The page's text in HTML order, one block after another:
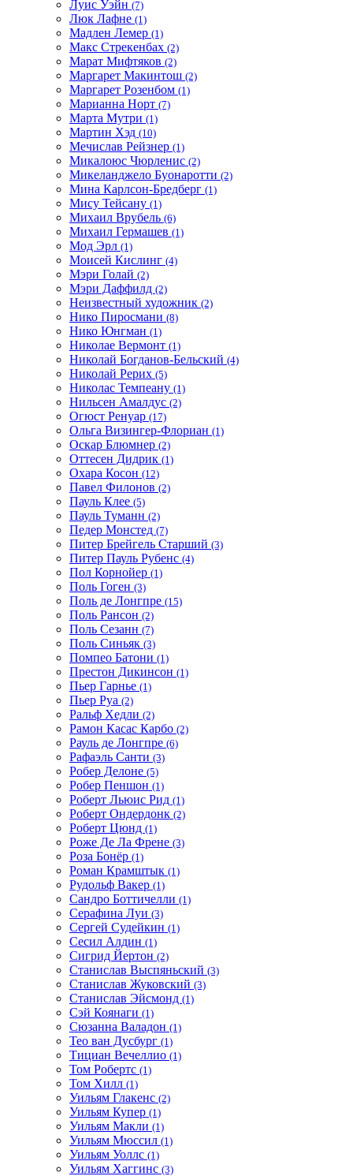
Луис Уэйн (7)
Люк Лафне (1)
Мадлен Лемер (1)
Макс Стрекенбах (2)
Марат Мифтяков (2)
Маргарет Макинтош (2)
Маргарет Розенбом (1)
Марианна Норт (7)
Марта Мутри (1)
Мартин Хэд (10)
Мечислав Рейзнер (1)
Микалоюс Чюрленис (2)
Микеланджело Буонаротти (2)
Мина Карлсон-Бредберг (1)
Мису Тейсану (1)
Михаил Врубель (6)
Михаил Гермашев (1)
Мод Эрл (1)
Моисей Кислинг (4)
Мэри Голай (2)
Мэри Даффилд (2)
Неизвестный художник (2)
Нико Пиросмани (8)
Нико Юнгман (1)
Николае Вермонт (1)
Николай Богданов-Бельский (4)
Николай Рерих (5)
Николас Темпеану (1)
Нильсен Амалдус (2)
Огюст Ренуар (17)
Ольга Визингер-Флориан (1)
Оскар Блюмнер (2)
Оттесен Дидрик (1)
Охара Косон (12)
Павел Филонов (2)
Пауль Клее (5)
Пауль Туманн (2)
Педер Монстед (7)
Питер Брейгель Старший (3)
Питер Пауль Рубенс (4)
Пол Корнойер (1)
Поль Гоген (3)
Поль де Лонгпре (15)
Поль Рансон (2)
Поль Сезанн (7)
Поль Синьяк (3)
Помпео Батони (1)
Престон Дикинсон (1)
Пьер Гарнье (1)
Пьер Руа (2)
Ральф Хедли (2)
Рамон Касас Карбо (2)
Рауль де Лонгпре (6)
Рафаэль Санти (3)
Робер Делоне (5)
Робер Пеншон (1)
Роберт Льюис Рид (1)
Роберт Ондердонк (2)
Роберт Цюнд (1)
Роже Де Ла Френе (3)
Роза Бонёр (1)
Роман Крамштык (1)
Рудольф Вакер (1)
Сандро Боттичелли (1)
Серафина Луи (3)
Сергей Судейкин (1)
Сесил Алдин (1)
Сигрид Йертон (2)
Станислав Выспяньский (3)
Станислав Жуковский (3)
Станислав Эйсмонд (1)
Сэй Коянаги (1)
Сюзанна Валадон (1)
Тео ван Дусбург (1)
Тициан Вечеллио (1)
Том Робертс (1)
Том Хилл (1)
Уильям Глакенс (2)
Уильям Купер (1)
Уильям Макли (1)
Уильям Мюссил (1)
Уильям Уоллс (1)
Уильям Хаггинс (3)